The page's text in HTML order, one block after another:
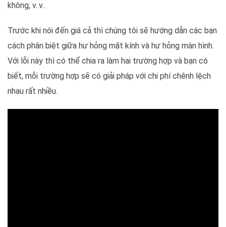
không, v..v..
Trước khi nói đến giá cả thì chúng tôi sẽ hướng dẫn các bạn
cách phân biệt giữa hư hỏng mặt kính và hư hỏng màn hình.
Với lỗi này thì có thể chia ra làm hai trường hợp và bạn có
biết, mỗi trường hợp sẽ có giải pháp với chi phí chênh lệch
nhau rất nhiều.